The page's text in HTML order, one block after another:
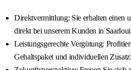
Direktvermittlung: Sie erhalten einen
direkt bei unserem Kunden in
Leistungsgerechte Vergütung:
Gehaltspaket und individuellen